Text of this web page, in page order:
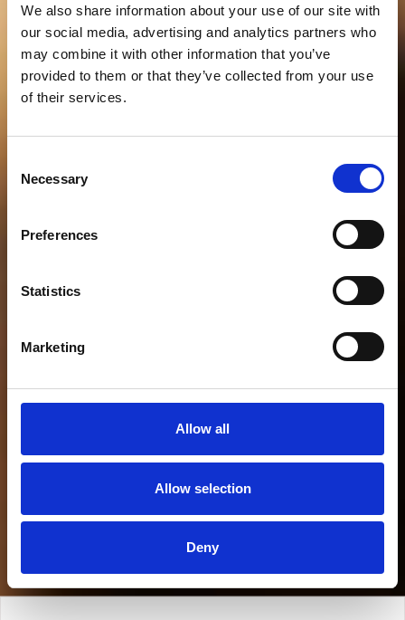
We also share information about your use of our site with
our social media, advertising and analytics partners who
may combine it with other information that you’ve
provided to them or that they’ve collected from your use
of their services.
Selection
Necessary
Preferences
Statistics
Marketing
Allow all
Allow selection
Deny